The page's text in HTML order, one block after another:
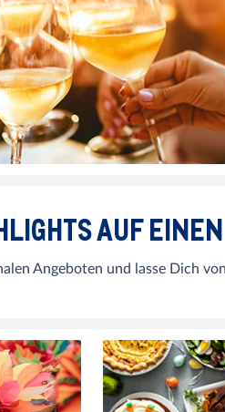
AUF
Angeboten und lasse Dich